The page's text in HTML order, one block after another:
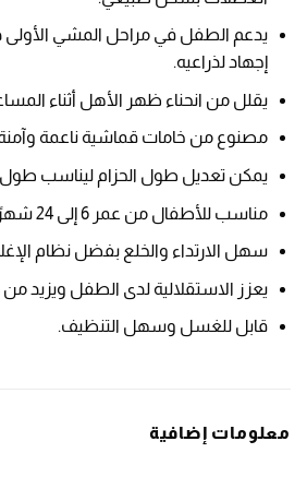
يدعم الطفل في مراحل المشي الأولى
إجهاد لذراعيه.
يقلل من انحناء ظهر الأهل أثناء
مصنوع من خامات قماشية ناعمة
يمكن تعديل طول الحزام ليناسب
مناسب للأطفال من عمر 6 إلى 24 شهرًا تقريبًا.
سهل الارتداء والخلع بفضل نظام
يعزز الاستقلالية لدى الطفل ويزيد
قابل للغسل وسهل التنظيف.
معلومات إضافية